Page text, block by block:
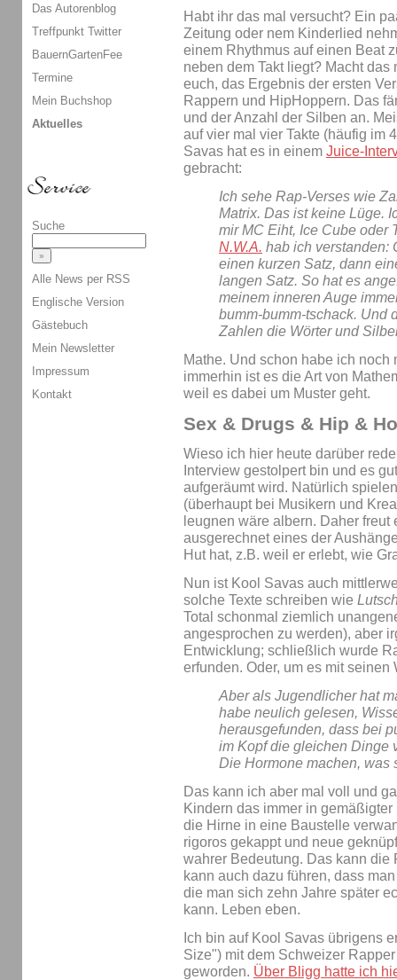
Habt ihr das mal versucht? Ein
Zeitung oder nem Kinderlied
einem Rhythmus auf einen Beat
neben dem Takt liegt? Macht
euch, das Ergebnis der ersten
Rappern und HipHoppern. Das
und der Anzahl der Silben an.
auf vier mal vier Takte (häufig im
Savas hat es in einem Juice-
gebracht:
Ich sehe Rap-Verses wie
Matrix. Das ist keine Lüge.
mir MC Eiht, Ice Cube oder
N.W.A. hab ich verstanden:
einen kurzen Satz, dann
langen Satz. So hat es
meinem inneren Auge
bumm-bumm-tschack. Und
Zahlen die Wörter und
Mathe. Und schon habe ich noch
immerhin ist es die Art von
weil es dabei um Muster geht.
Sex & Drugs & Hip &
Wieso ich hier heute darüber
Interview gestolpert bin und es
aufgeräumt wird. Natürlich
(überhaupt bei Musikern und
leugnen wäre albern. Daher freut
ausgerechnet eines der
Hut hat, z.B. weil er erlebt, wie
Nun ist Kool Savas auch
solche Texte schreiben wie
Total schonmal ziemlich
angesprochen zu werden), aber
Entwicklung; schließlich wurde
erfunden. Oder, um es mit seinen
Aber als Jugendlicher hat
habe neulich gelesen,
herausgefunden, dass bei
im Kopf die gleichen Dinge
Die Hormone machen, was
Das kann ich aber mal voll und
Kindern das immer in
die Hirne in eine Baustelle
rigoros gekappt und neue
wahrer Bedeutung. Das kann die
kann auch dazu führen, dass
die man sich zehn Jahre später
kann. Leben eben.
Ich bin auf Kool Savas übrigens
Size") mit dem Schweizer
geworden. Über Bligg hatte ich
Das Autorenblog
Treffpunkt Twitter
BauernGartenFee
Termine
Mein Buchshop
Aktuelles
Suche
Alle News per RSS
Englische Version
Gästebuch
Mein Newsletter
Impressum
Kontakt